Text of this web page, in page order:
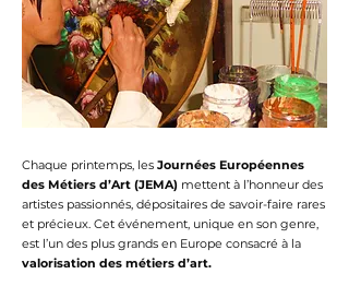
Chaque printemps, les Journées Européennes
des Métiers d’Art (JEMA) mettent à l’honneur des
artistes passionnés, dépositaires de savoir-faire rares
et précieux. Cet événement, unique en son genre,
est l’un des plus grands en Europe consacré à la
valorisation des métiers d’art.